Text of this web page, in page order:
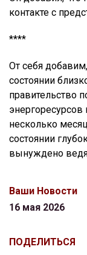
контакте с
****
От себя
состоянии
правительство
энергоресурсов
несколько
состоянии
вынуждено
Ваши Новости
16 мая 2026
ПОДЕЛИТЬСЯ